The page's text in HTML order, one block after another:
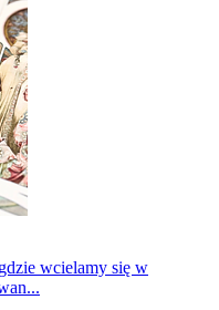
wcielamy się w